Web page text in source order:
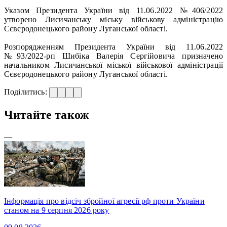
Указом Президента України від 11.06.2022 №406/2022
утворено Лисичанську міську військову адміністрацію
Сєвєродонецького району Луганської області.
Розпорядженням Президента України від 11.06.2022
№93/2022-рп Шибіка Валерія Сергійовича призначено
начальником Лисичанської міської військової адміністрації
Сєвєродонецького району Луганської області.
Поділитись:
Читайте також
—
Інформація про відсіч збройної агресії рф проти України
станом на 9 серпня 2026 року